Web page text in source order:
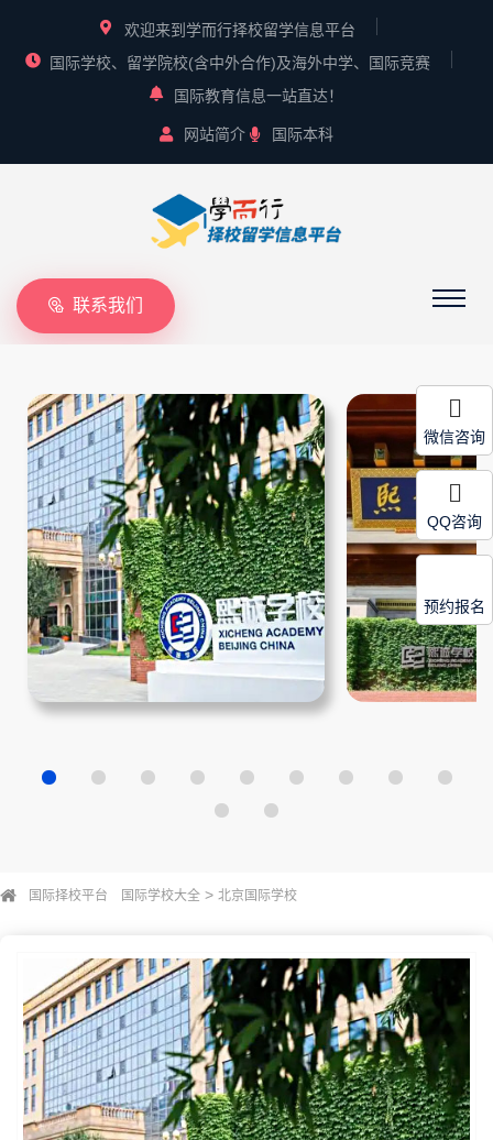
欢迎来到学而行择校留学信息平台
国际学校、留学院校(含中外合作)及海外中学、国际竞赛
国际教育信息一站直达！
网站简介 国际本科
联系我们
国际择校平台 国际学校大全 > 北京国际学校
微信咨询
QQ咨询
预约报名